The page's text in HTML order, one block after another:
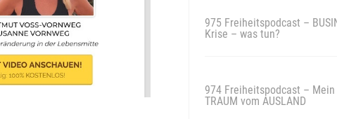
975 Freiheitspodcast –
Krise – was tun?
974 Freiheitspodcast –
TRAUM vom AUSLAND